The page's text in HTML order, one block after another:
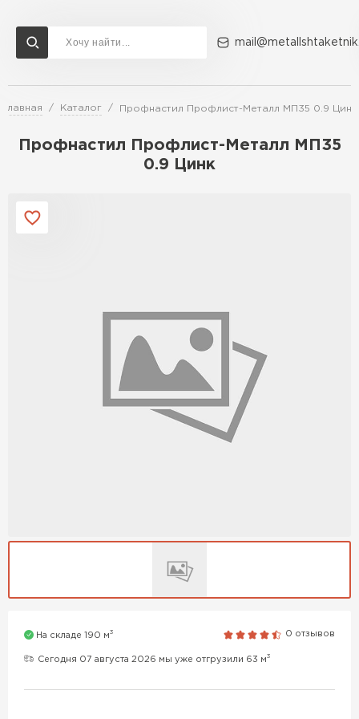
Главная Каталог Профнастил Профлист-Металл МП35 0.9 Цинк
Профнастил Профлист-Металл МП35
0.9 Цинк
На складе 190 м3 0 отзывов
Сегодня 07 августа 2026 мы уже отгрузили 63 м3
Доставка и оплата Акции О компании Контакты
Перейти в каталог